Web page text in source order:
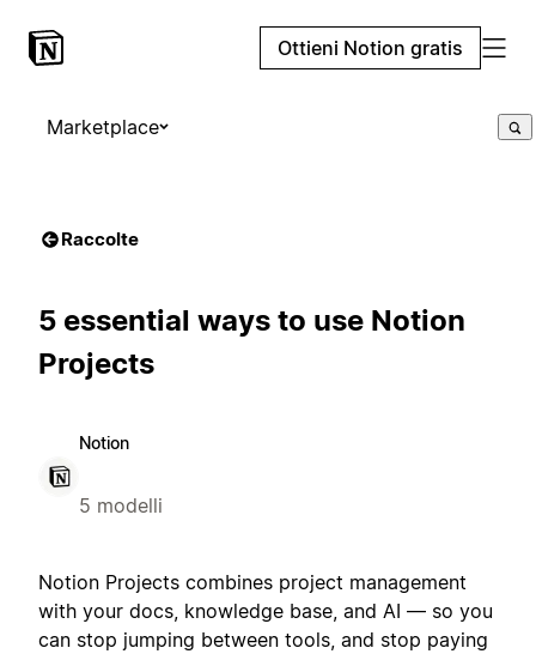
Ottieni Notion gratis
Marketplace
Raccolte
5 essential ways to use Notion
Projects
Notion
5 modelli
Notion Projects combines project management
with your docs, knowledge base, and AI — so you
can stop jumping between tools, and stop paying